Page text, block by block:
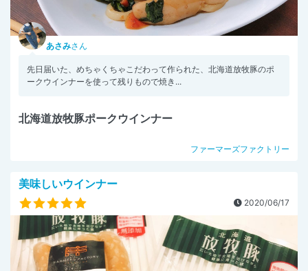
あさみさん
先日届いた、めちゃくちゃこだわって作られた、北海道放牧豚のポ
ークウインナーを使って残りもので焼き...
北海道放牧豚ポークウインナー
ファーマーズファクトリー
美味しいウインナー
2020/06/17